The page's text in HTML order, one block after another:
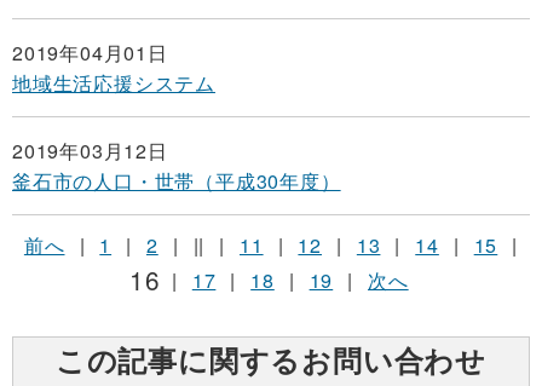
2019年04月01日
地域生活応援システム
2019年03月12日
釜石市の人口・世帯（平成30年度）
前へ | 1 | 2 | || | 11 | 12 | 13 | 14 | 15 |
16 | 17 | 18 | 19 | 次へ
この記事に関するお問い合わせ